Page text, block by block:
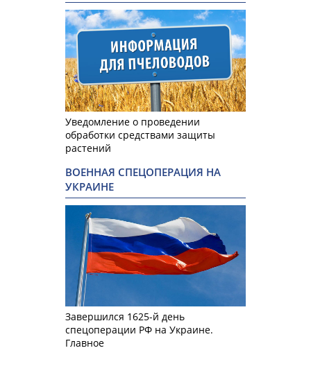
Уведомление о проведении
обработки средствами защиты
растений
ВОЕННАЯ СПЕЦОПЕРАЦИЯ НА
УКРАИНЕ
Завершился 1625-й день
спецоперации РФ на Украине.
Главное